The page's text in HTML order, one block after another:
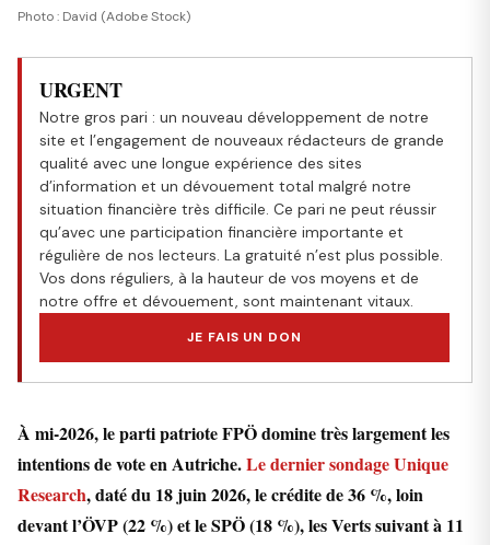
Photo : David (Adobe Stock)
URGENT
Notre gros pari : un nouveau développement de notre
site et l’engagement de nouveaux rédacteurs de grande
qualité avec une longue expérience des sites
d’information et un dévouement total malgré notre
situation financière très difficile. Ce pari ne peut réussir
qu’avec une participation financière importante et
régulière de nos lecteurs. La gratuité n’est plus possible.
Vos dons réguliers, à la hauteur de vos moyens et de
notre offre et dévouement, sont maintenant vitaux.
JE FAIS UN DON
À mi-2026, le parti patriote FPÖ domine très largement les
intentions de vote en Autriche.Le dernier sondage Unique
Research, daté du 18 juin 2026, le crédite de 36 %, loin
devant l’ÖVP (22 %) et le SPÖ (18 %), les Verts suivant à 11